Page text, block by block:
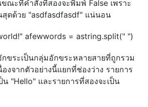
ขณะที่คำสั่งที่สองจะพิมพ์ False เพราะ
สุดด้วย "asdfasdfasdf" แน่นอน
afewwords = astring.split(" ")
ขระเป็นกลุ่มอักขระหลายสายที่ถูกรวม
งจากตัวอย่างนี้แยกที่ช่องว่าง รายการ
น "Hello" และรายการที่สองจะเป็น